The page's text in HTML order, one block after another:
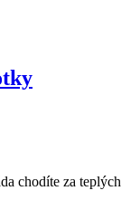
chodíte za teplých